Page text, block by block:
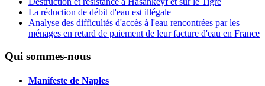
La réduction de débit d'eau est illégale
Analyse des difficultés d'accès à l'eau rencontrées par les
ménages en retard de paiement de leur facture d'eau en France
Qui sommes-nous
Manifeste de Naples